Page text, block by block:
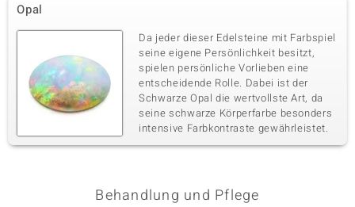
Opal
Da jeder dieser Edelsteine mit Farbspiel
seine eigene Persönlichkeit besitzt,
spielen persönliche Vorlieben eine
entscheidende Rolle. Dabei ist der
Schwarze Opal die wertvollste Art, da
seine schwarze Körperfarbe besonders
intensive Farbkontraste gewährleistet.
Behandlung und Pflege